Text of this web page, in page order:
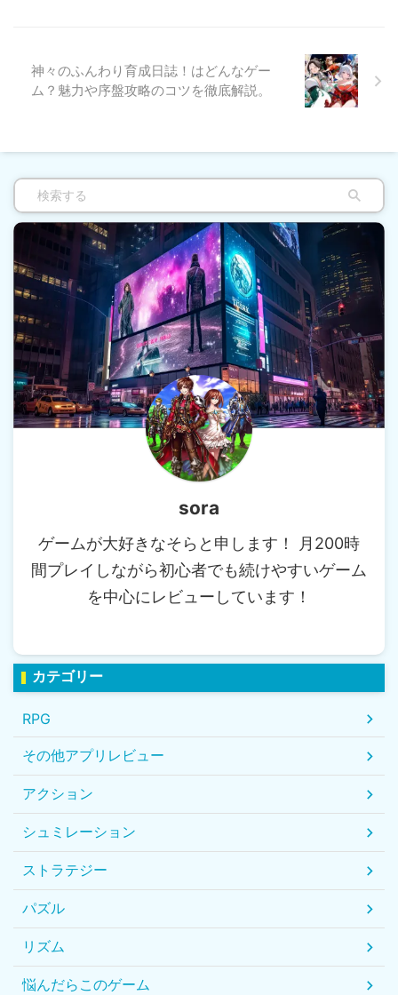
神々のふんわり育成日誌！はどんなゲー
ム？魅力や序盤攻略のコツを徹底解説。
sora
ゲームが大好きなそらと申します！ 月200時
間プレイしながら初心者でも続けやすいゲーム
を中心にレビューしています！
カテゴリー
RPG
その他アプリレビュー
アクション
シュミレーション
ストラテジー
パズル
リズム
悩んだらこのゲーム